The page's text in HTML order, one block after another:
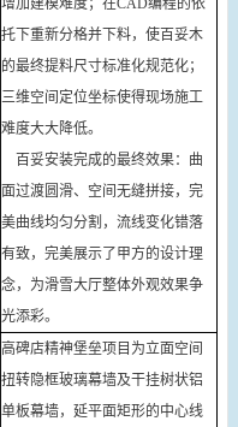
增加建模难度；在CAD编程的依
托下重新分格并下料，使百妥木
的最终提料尺寸标准化规范化；
三维空间定位坐标使得现场施工
难度大大降低。
百妥安装完成的最终效果：曲
面过渡圆滑、空间无缝拼接，完
美曲线均匀分割，流线变化错落
有致，完美展示了甲方的设计理
念，为滑雪大厅整体外观效果争
光添彩。
高碑店精神堡垒项目为立面空间
扭转隐框玻璃幕墙及干挂树状铝
单板幕墙，延平面矩形的中心线